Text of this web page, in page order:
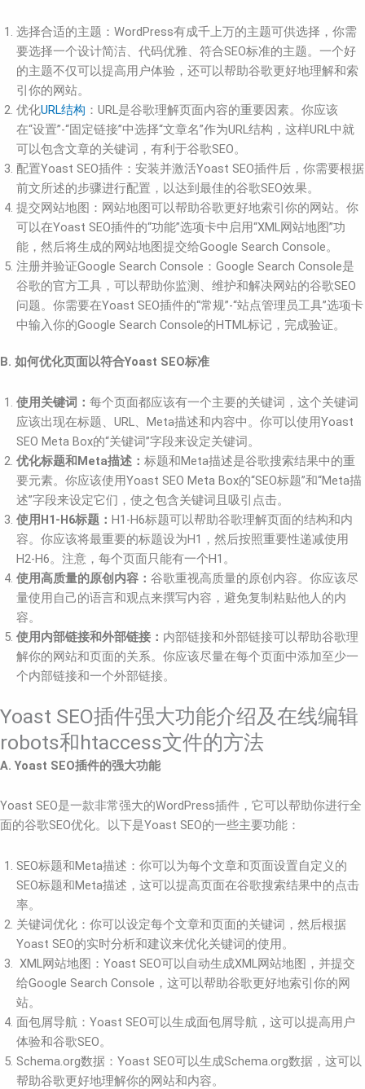
选择合适的主题：WordPress有成千上万的主题可供选择，你需
要选择一个设计简洁、代码优雅、符合SEO标准的主题。一个好
的主题不仅可以提高用户体验，还可以帮助谷歌更好地理解和索
引你的网站。
优化URL结构 ：URL是谷歌理解页面内容的重要因素。你应该
在“设置”-“固定链接”中选择“文章名”作为URL结构，这样URL中就
可以包含文章的关键词，有利于谷歌SEO。
配置Yoast SEO插件：安装并激活Yoast SEO插件后，你需要根据
前文所述的步骤进行配置，以达到最佳的谷歌SEO效果。
提交网站地图：网站地图可以帮助谷歌更好地索引你的网站。你
可以在Yoast SEO插件的“功能”选项卡中启用“XML网站地图”功
能，然后将生成的网站地图提交给Google Search Console。
注册并验证Google Search Console：Google Search Console是
谷歌的官方工具，可以帮助你监测、维护和解决网站的谷歌SEO
问题。你需要在Yoast SEO插件的“常规”-“站点管理员工具”选项卡
中输入你的Google Search Console的HTML标记，完成验证。
B. 如何优化页面以符合Yoast SEO标准
使用关键词： 每个页面都应该有一个主要的关键词，这个关键词
应该出现在标题、URL、Meta描述和内容中。你可以使用Yoast
SEO Meta Box的“关键词”字段来设定关键词。
优化标题和Meta描述： 标题和Meta描述是谷歌搜索结果中的重
要元素。你应该使用Yoast SEO Meta Box的“SEO标题”和“Meta描
述”字段来设定它们，使之包含关键词且吸引点击。
使用H1-H6标题： H1-H6标题可以帮助谷歌理解页面的结构和内
容。你应该将最重要的标题设为H1，然后按照重要性递减使用
H2-H6。注意，每个页面只能有一个H1。
使用高质量的原创内容： 谷歌重视高质量的原创内容。你应该尽
量使用自己的语言和观点来撰写内容，避免复制粘贴他人的内
容。
使用内部链接和外部链接： 内部链接和外部链接可以帮助谷歌理
解你的网站和页面的关系。你应该尽量在每个页面中添加至少一
个内部链接和一个外部链接。
Yoast SEO插件强大功能介绍及在线编辑
robots和htaccess文件的方法
A. Yoast SEO插件的强大功能
Yoast SEO是一款非常强大的WordPress插件，它可以帮助你进行全
面的谷歌SEO优化。以下是Yoast SEO的一些主要功能：
SEO标题和Meta描述：你可以为每个文章和页面设置自定义的
SEO标题和Meta描述，这可以提高页面在谷歌搜索结果中的点击
率。
关键词优化：你可以设定每个文章和页面的关键词，然后根据
Yoast SEO的实时分析和建议来优化关键词的使用。
XML网站地图：Yoast SEO可以自动生成XML网站地图，并提交
给Google Search Console，这可以帮助谷歌更好地索引你的网
站。
面包屑导航：Yoast SEO可以生成面包屑导航，这可以提高用户
体验和谷歌SEO。
Schema.org数据：Yoast SEO可以生成Schema.org数据，这可以
帮助谷歌更好地理解你的网站和内容。